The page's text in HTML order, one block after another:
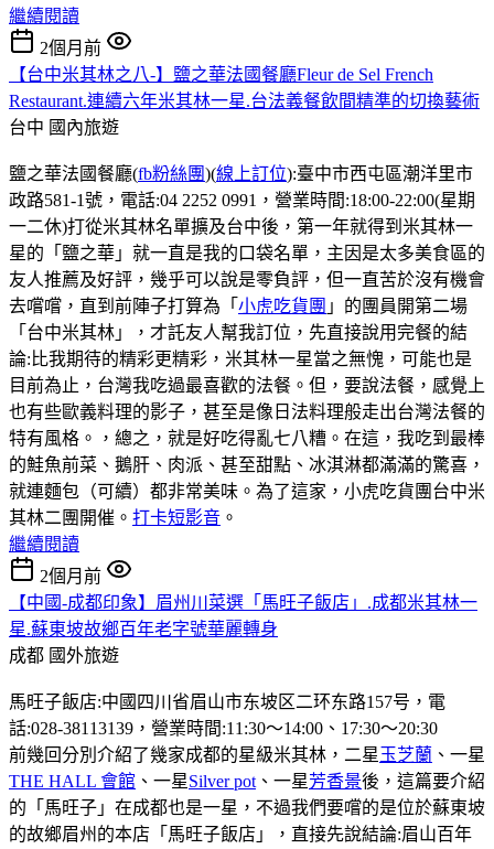
繼續閱讀
2個月前
【台中米其林之八-】鹽之華法國餐廳Fleur de Sel French
Restaurant.連續六年米其林一星.台法義餐飲間精準的切換藝術
台中 國內旅遊
鹽之華法國餐廳(fb粉絲團)(線上訂位):臺中市西屯區潮洋里市
政路581-1號，電話:04 2252 0991，營業時間:18:00-22:00(星期
一二休)打從米其林名單擴及台中後，第一年就得到米其林一
星的「鹽之華」就一直是我的口袋名單，主因是太多美食區的
友人推薦及好評，幾乎可以說是零負評，但一直苦於沒有機會
去嚐嚐，直到前陣子打算為「 小虎吃貨團 」的團員開第二場
「台中米其林」，才託友人幫我訂位，先直接說用完餐的結
論:比我期待的精彩更精彩，米其林一星當之無愧，可能也是
目前為止，台灣我吃過最喜歡的法餐。但，要說法餐，感覺上
也有些歐義料理的影子，甚至是像日法料理般走出台灣法餐的
特有風格。，總之，就是好吃得亂七八糟。在這，我吃到最棒
的鮭魚前菜、鵝肝、肉派、甚至甜點、冰淇淋都滿滿的驚喜，
就連麵包（可續）都非常美味。為了這家，小虎吃貨團台中米
其林二團開催。 打卡短影音 。
繼續閱讀
2個月前
【中國-成都印象】眉州川菜選「馬旺子飯店」.成都米其林一
星.蘇東坡故鄉百年老字號華麗轉身
成都 國外旅遊
馬旺子飯店:中國四川省眉山市东坡区二环东路157号，電
話:028-38113139，營業時間:11:30〜14:00、17:30〜20:30
前幾回分別介紹了幾家成都的星級米其林，二星 玉芝蘭 、一星
THE HALL 會館 、一星Silver pot 、一星芳香景後，這篇要介紹
的「馬旺子」在成都也是一星，不過我們要嚐的是位於蘇東坡
的故鄉眉州的本店「馬旺子飯店」，直接先說結論:眉山百年